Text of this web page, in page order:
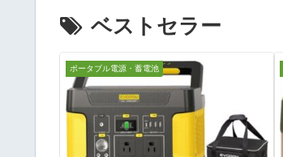
ベストセラー
ポータブル電源・蓄電池